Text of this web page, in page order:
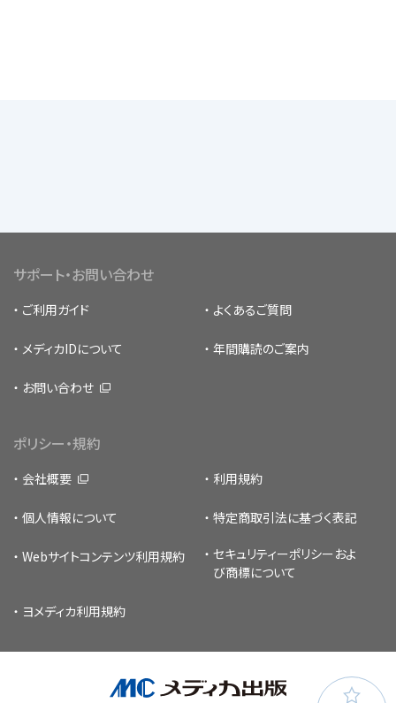
サポート・お問い合わせ
ご利用ガイド よくあるご質問
メディカIDについて 年間購読のご案内
お問い合わせ
ポリシー・規約
会社概要 利用規約
個人情報について 特定商取引法に基づく表記
Webサイトコンテンツ利用規約 セキュリティーポリシー およ
び商標について
ヨメディカ利用規約